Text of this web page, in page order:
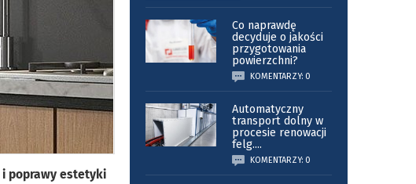
poprawy estetyki
Co naprawdę
decyduje o jakości
przygotowania
powierzchni?
KOMENTARZY: 0
Automatyczny
transport dolny w
procesie renowacji
felg....
KOMENTARZY: 0